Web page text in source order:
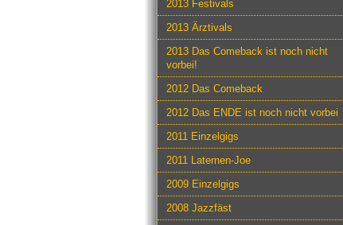
2013 Festivals
2013 Ärztivals
2013 Das Comeback ist noch nicht
vorbei!
2012 Das Comeback
2012 Das ENDE ist noch nicht vorbei
2011 Einzelgigs
2011 Laternen-Joe
2009 Einzelgigs
2008 Jazzfäst